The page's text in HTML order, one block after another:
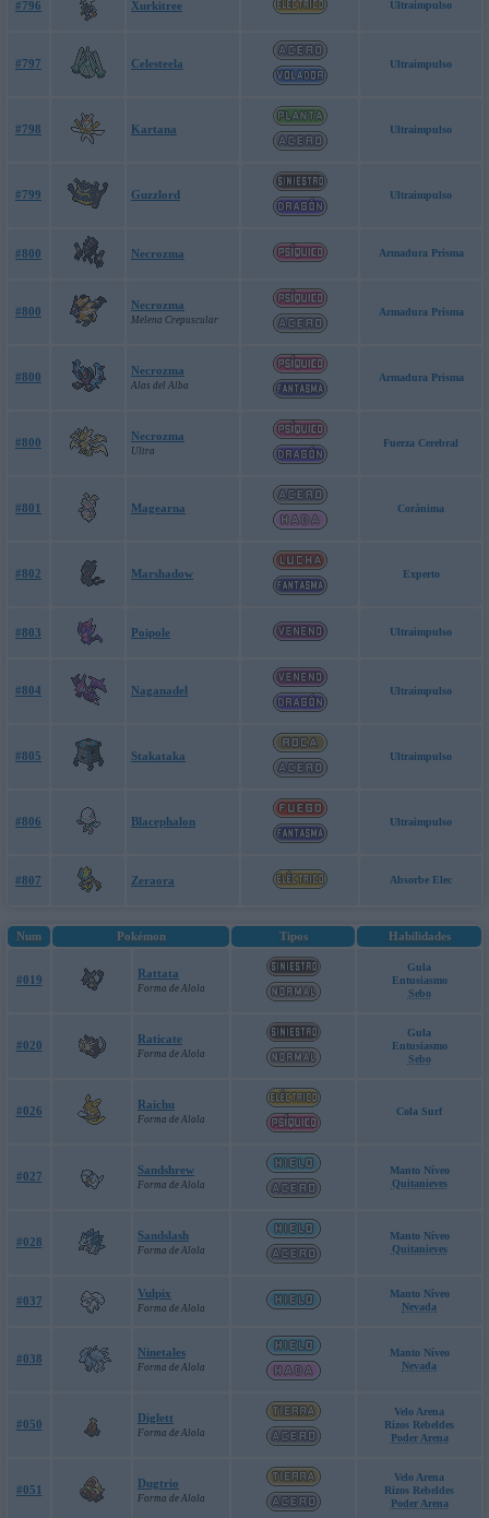
#796 Xurkitree Ultraimpulso
#797 Celesteela Ultraimpulso
#798 Kartana Ultraimpulso
#799 Guzzlord Ultraimpulso
#800 Necrozma Armadura Prisma
#800 Necrozma
Melena Crepuscular
Armadura Prisma
#800 Necrozma
Alas del Alba
Armadura Prisma
#800 Necrozma
Ultra
Fuerza Cerebral
#801 Magearna Coránima
#802 Marshadow Experto
#803 Poipole Ultraimpulso
#804 Naganadel Ultraimpulso
#805 Stakataka Ultraimpulso
#806 Blacephalon Ultraimpulso
#807 Zeraora Absorbe Elec
Num Pokémon Tipos Habilidades
#019 Rattata
Forma de Alola
Gula
Entusiasmo
Sebo
#020 Raticate
Forma de Alola
Gula
Entusiasmo
Sebo
#026 Raichu
Forma de Alola
Cola Surf
#027 Sandshrew
Forma de Alola
Manto Níveo
Quitanieves
#028 Sandslash
Forma de Alola
Manto Níveo
Quitanieves
#037
Vulpix
Forma de Alola
Manto Níveo
Nevada
#038 Ninetales
Forma de Alola
Manto Níveo
Nevada
#050 Diglett
Forma de Alola
Velo Arena
Rizos Rebeldes
Poder Arena
#051 Dugtrio
Forma de Alola
Velo Arena
Rizos Rebeldes
Poder Arena